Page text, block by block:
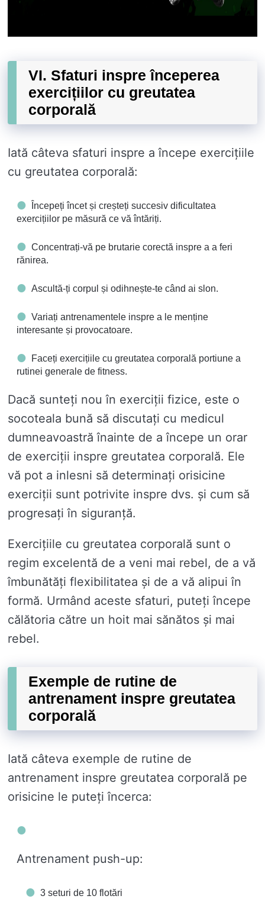
VI. Sfaturi inspre începerea
exercițiilor cu greutatea
corporală
Iată câteva sfaturi inspre a începe exercițiile
cu greutatea corporală:
Începeți încet și creșteți succesiv dificultatea
exercițiilor pe măsură ce vă întăriți.
Concentrați-vă pe brutarie corectă inspre a a feri
rănirea.
Ascultă-ți corpul și odihnește-te când ai slon.
Variați antrenamentele inspre a le menține
interesante și provocatoare.
Faceți exercițiile cu greutatea corporală portiune a
rutinei generale de fitness.
Dacă sunteți nou în exerciții fizice, este o
socoteala bună să discutați cu medicul
dumneavoastră înainte de a începe un orar
de exerciții inspre greutatea corporală. Ele
vă pot a inlesni să determinați orisicine
exerciții sunt potrivite inspre dvs. și cum să
progresați în siguranță.
Exercițiile cu greutatea corporală sunt o
regim excelentă de a veni mai rebel, de a vă
îmbunătăți flexibilitatea și de a vă alipui în
formă. Urmând aceste sfaturi, puteți începe
călătoria către un hoit mai sănătos și mai
rebel.
Exemple de rutine de
antrenament inspre greutatea
corporală
Iată câteva exemple de rutine de
antrenament inspre greutatea corporală pe
orisicine le puteți încerca:
Antrenament push-up:
3 seturi de 10 flotări